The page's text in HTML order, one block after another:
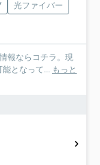
光ファイバー
報ならコチラ。現
となって... もっと